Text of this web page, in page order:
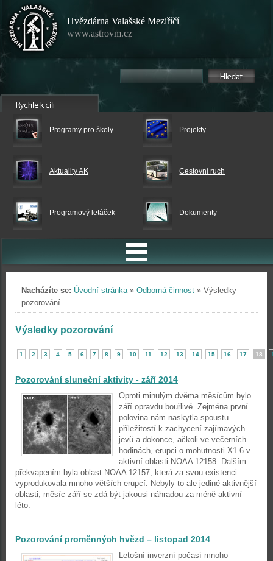
Hvězdárna Valašské Meziříčí
www.astrovm.cz
Programy pro školy Projekty
Aktuality AK Cestovní ruch
Programový letáček Dokumenty
Nacházíte se: Úvodní stránka» Odborná činnost » Výsledky
pozorování
Výsledky pozorování
1 2 3 4 5 6 7 8 9 10 11 12 13 14 15 16 17 18
Pozorování sluneční aktivity - září 2014
Oproti minulým dvěma měsícům bylo
září opravdu bouřlivé. Zejména první
polovina nám naskytla spoustu
příležitostí k zachycení zajímavých
jevů a dokonce, ačkoli ve večerních
hodinách, erupci o mohutnosti X1.6 v
aktivní oblasti NOAA 12158. Dalším
překvapením byla oblast NOAA 12157, která za svou existenci
vyprodukovala mnoho větších erupcí. Nebyly to ale jediné aktivnější
oblasti, měsíc září se zdá být jakousi náhradou za méně aktivní
léto.
Pozorování proměnných hvězd – listopad 2014
Letošní inverzní počasí mnoho